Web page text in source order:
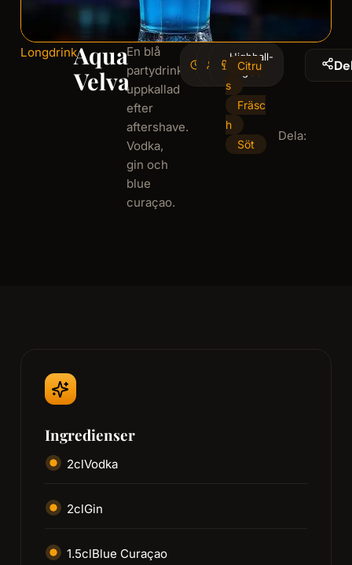
LongdrinkAqua
Velva
En blå
partydrink
uppkallad
efter
aftershave.
Vodka,
gin och
blue
curaçao.
3
minminutes
1
serving
Highball-
glas
Citru
s
Fräsc
h
Söt
Dela:
Ingredienser
2clVodka
2clGin
1.5clBlue Curaçao